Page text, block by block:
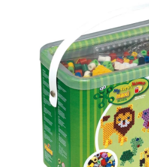
5
hviezdičiek.